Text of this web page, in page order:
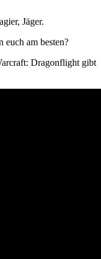
Jäger.
euch am besten?
Dragonflight gibt